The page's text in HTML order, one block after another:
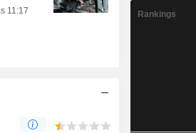
11:17 Rankings